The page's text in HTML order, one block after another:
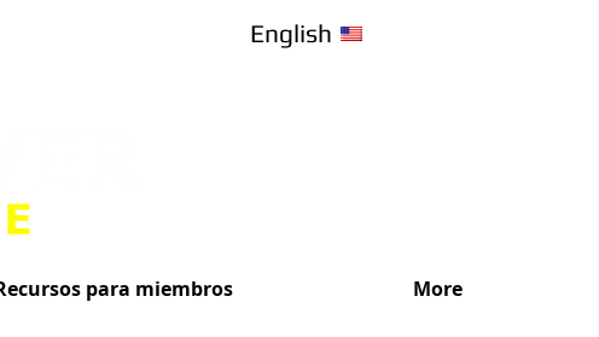
English
para miembros More